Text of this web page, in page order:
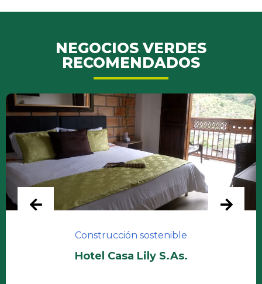
NEGOCIOS VERDES
RECOMENDADOS
Construcción sostenible
Hotel Casa Lily S.As.